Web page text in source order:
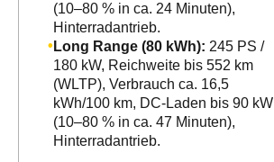
(10–80 % in ca. 24 Minuten),
Hinterradantrieb.
Long Range (80 kWh): 245 PS /
180 kW, Reichweite bis 552 km
(WLTP), Verbrauch ca. 16,5
kWh/100 km, DC-Laden bis 90 kW
(10–80 % in ca. 47 Minuten),
Hinterradantrieb.